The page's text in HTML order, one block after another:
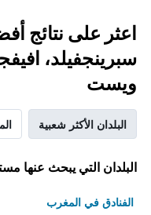
سبرينجفيلد،
ويست
البلدان الأكثر شعبية
البلدان التي يبحث عنها
الفنادق في المغرب